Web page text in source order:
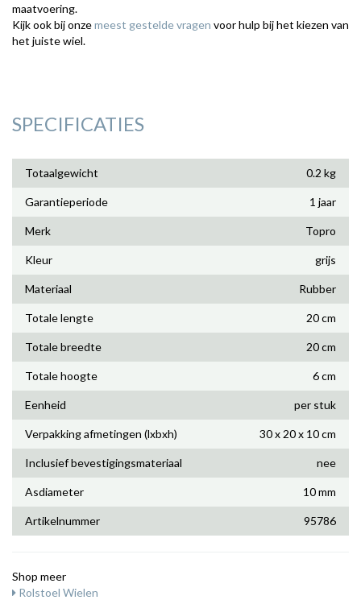
maatvoering.
Kijk ook bij onzemeest gestelde vragen voor hulp bij het kiezen van
het juiste wiel.
SPECIFICATIES
Totaalgewicht 0.2 kg
Garantieperiode 1 jaar
Merk Topro
Kleur grijs
Materiaal Rubber
Totale lengte 20 cm
Totale breedte 20 cm
Totale hoogte 6 cm
Eenheid per stuk
Verpakking afmetingen (lxbxh) 30 x 20 x 10 cm
Inclusief bevestigingsmateriaal nee
Asdiameter 10 mm
Artikelnummer 95786
Shop meer
Rolstoel Wielen